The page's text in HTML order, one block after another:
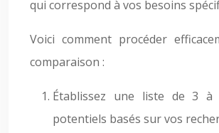
qui correspond à vos besoins
Voici comment procéder
comparaison :
Établissez une liste de 3 à
potentiels basés sur vos